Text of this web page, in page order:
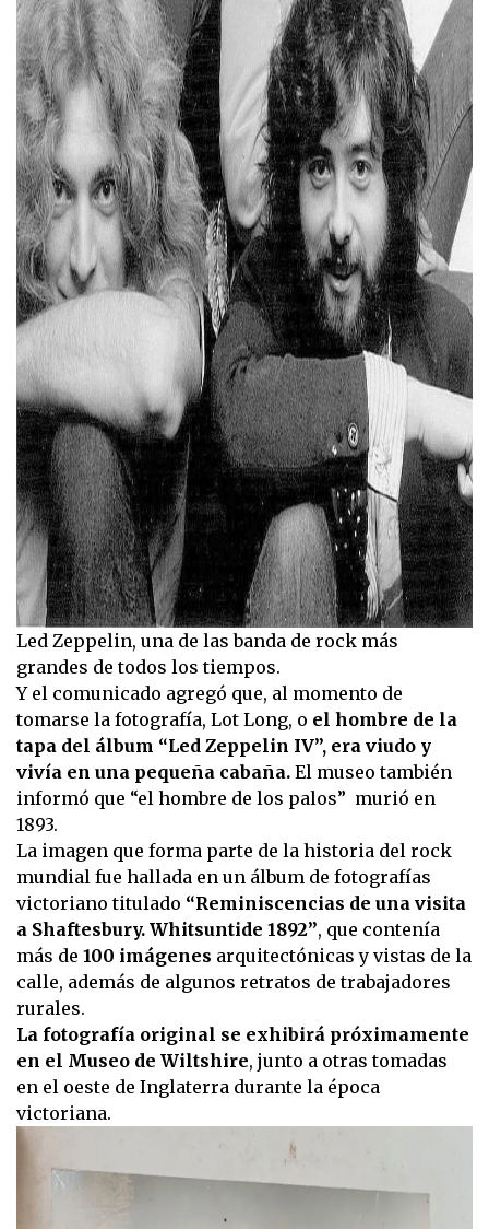
Led Zeppelin, una de las banda de rock más
grandes de todos los tiempos.
Y el comunicado agregó que, al momento de
tomarse la fotografía, Lot Long, o el hombre de la
tapa del álbum “Led Zeppelin IV”, era viudo y
vivía en una pequeña cabaña. El museo también
informó que “el hombre de los palos” murió en
1893.
La imagen que forma parte de la historia del rock
mundial fue hallada en un álbum de fotografías
victoriano titulado “Reminiscencias de una visita
a Shaftesbury. Whitsuntide 1892”, que contenía
más de 100 imágenes arquitectónicas y vistas de la
calle, además de algunos retratos de trabajadores
rurales.
La fotografía original se exhibirá próximamente
en el Museo de Wiltshire, junto a otras tomadas
en el oeste de Inglaterra durante la época
victoriana.